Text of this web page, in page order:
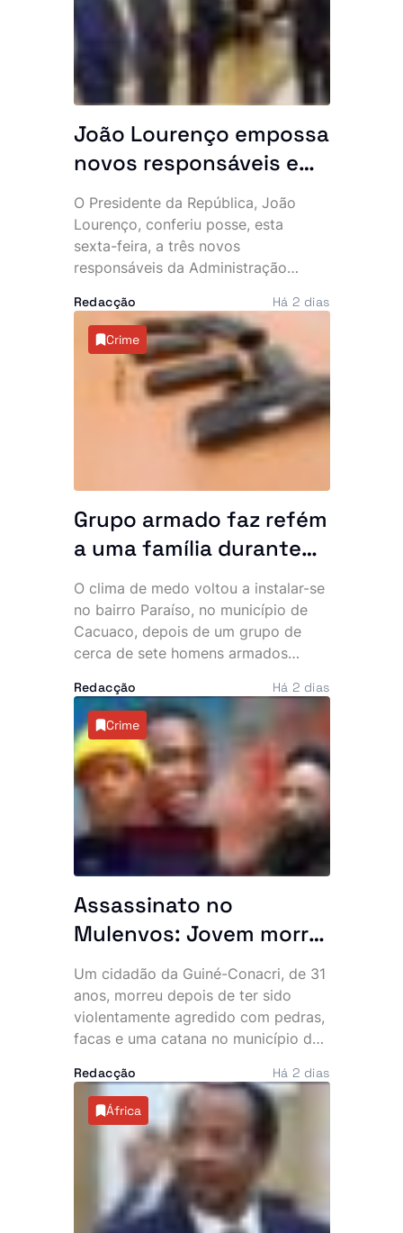
uma alegada rede internacional de
tráfico de estupefacientes com
ligações ao Brasil.
João Lourenço empossa
novos responsáveis e
exige resultados: “O
Executivo conta
convosco”
O Presidente da República, João
Lourenço, conferiu posse, esta
sexta-feira, a três novos
responsáveis da Administração
para lançar um apelo directo aos
empossados, sublinhando que o
Executivo espera resultados
concretos na resolução dos
principais problemas do país. No
mesmo dia, o Chefe de Estado
recebeu ainda o embaixador
cessante do Vietname em Angola,
Redacção Há 2 dias
Crime
Grupo armado faz refém
a uma família durante
uma hora no bairro
Paraíso. Polícia vê
navios e poeira
O clima de medo voltou a instalar-se
no bairro Paraíso, no município de
Cacuaco, depois de um grupo de
cerca de sete homens armados
madrugada desta quinta-feira. Os
assaltantes roubaram mais de 500
mil kwanzas, telemóveis,
computadores, jóias e documentos,
deixando os moradores em choque e
a questionar a eficácia do combate à
criminalidade na zona.
Redacção Há 2 dias
Crime
Assassinato no
Mulenvos: Jovem morre
após ataque com
pedras, facas e catana
junto a piquete policial
Um cidadão da Guiné-Conacri, de 31
anos, morreu depois de ter sido
violentamente agredido com pedras,
facas e uma catana no município do
atribuído a um grupo de marginais
conhecido por “UTT de Matar”,
ocorreu a escassos metros de um
piquete da Polícia, facto que motivou
denúncias de alegada falta de
intervenção por parte de um agente.
Redacção Há 2 dias
África